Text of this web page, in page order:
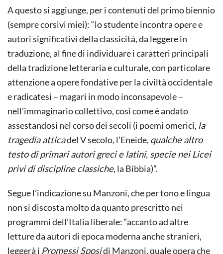
A questo si aggiunge, per i contenuti del primo biennio
(sempre corsivi miei): “lo studente incontra opere e
autori significativi della classicità, da leggere in
traduzione, al fine di individuare i caratteri principali
della tradizione letteraria e culturale, con particolare
attenzione a opere fondative per la civiltà occidentale
e radicatesi – magari in modo inconsapevole –
nell’immaginario collettivo, così come è andato
assestandosi nel corso dei secoli (i poemi omerici, la
tragedia atticadel V secolo, l’Eneide, qualche altro
testo di primari autori greci e latini, specie nei Licei
privi di discipline classiche, la Bibbia)”.
Segue l’indicazione su Manzoni, che per tono e lingua
non si discosta molto da quanto prescritto nei
programmi dell’Italia liberale: “accanto ad altre
letture da autori di epoca moderna anche stranieri,
leggerà i Promessi Sposidi Manzoni, quale opera che